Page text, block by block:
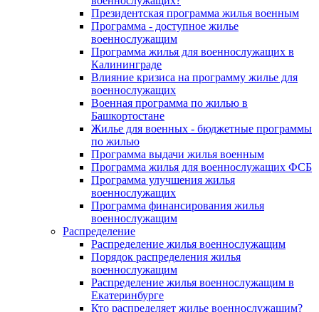
Президентская программа жилья военным
Программа - доступное жилье
военнослужащим
Программа жилья для военнослужащих в
Калининграде
Влияние кризиса на программу жилье для
военнослужащих
Военная программа по жилью в
Башкортостане
Жилье для военных - бюджетные программы
по жилью
Программа выдачи жилья военным
Программа жилья для военнослужащих ФСБ
Программа улучшения жилья
военнослужащих
Программа финансирования жилья
военнослужащим
Распределение
Распределение жилья военнослужащим
Порядок распределения жилья
военнослужащим
Распределение жилья военнослужащим в
Екатеринбурге
Кто распределяет жилье военнослужащим?